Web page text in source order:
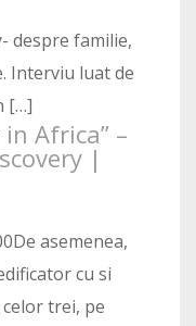
despre familie,
Interviu luat de
[…]
Africa” –
|
asemenea,
cu si
trei, pe